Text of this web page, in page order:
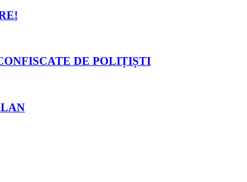
DE POLIȚIȘTI